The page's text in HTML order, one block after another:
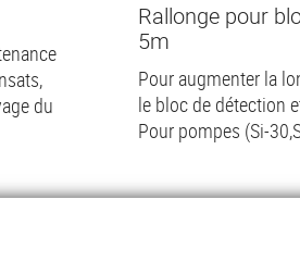
du
Rallonge pour
5m
Pour augmenter la
le bloc de détection
Pour pompes (Si-